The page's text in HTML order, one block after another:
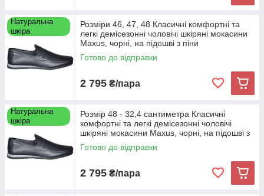
Натуральна
шкіра
Розміри 46, 47, 48 Класичні комфортні та
легкі демісезонні чоловічі шкіряні мокасини
Maxus, чорні, на підошві з піни
Готово до відправки
2 795 ₴/пара
Натуральна
шкіра
Розмір 48 - 32,4 сантиметра Класичні
комфортні та легкі демісезонні чоловічі
шкіряні мокасини Maxus, чорні, на підошві з
піни
Готово до відправки
2 795 ₴/пара